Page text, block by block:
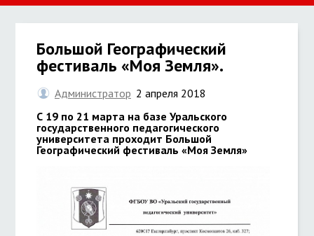
Большой Географический
фестиваль «Моя Земля».
Администратор 2 апреля 2018
С 19 по 21 марта на базе Уральского
государственного педагогического
университета проходит Большой
Географический фестиваль «Моя Земля»